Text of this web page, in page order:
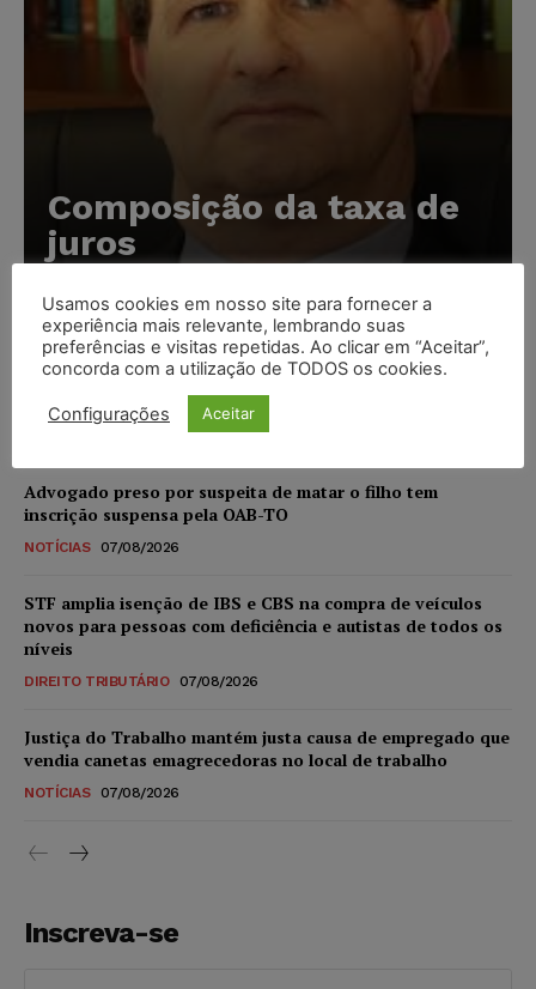
Composição da taxa de
juros
Meta é alvo de denúncia após anúncios com conteúdo
sexual infantil gerado por IA circularem em suas
plataformas
Advogado preso por suspeita de matar o filho tem
inscrição suspensa pela OAB-TO
NOTÍCIAS 07/08/2026
STF amplia isenção de IBS e CBS na compra de veículos
novos para pessoas com deficiência e autistas de todos os
níveis
DIREITO TRIBUTÁRIO 07/08/2026
Justiça do Trabalho mantém justa causa de empregado que
vendia canetas emagrecedoras no local de trabalho
NOTÍCIAS 07/08/2026
Inscreva-se
Usamos cookies em nosso site para fornecer a
experiência mais relevante, lembrando suas
preferências e visitas repetidas. Ao clicar em “Aceitar”,
concorda com a utilização de TODOS os cookies.
Configurações Aceitar